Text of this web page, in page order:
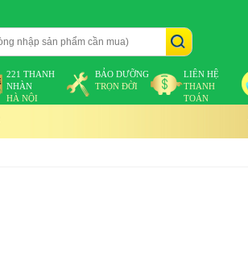
221 THANH
NHÀN
HÀ NỘI
BẢO DƯỠNG
TRỌN ĐỜI
LIÊN HỆ
THANH
TOÁN